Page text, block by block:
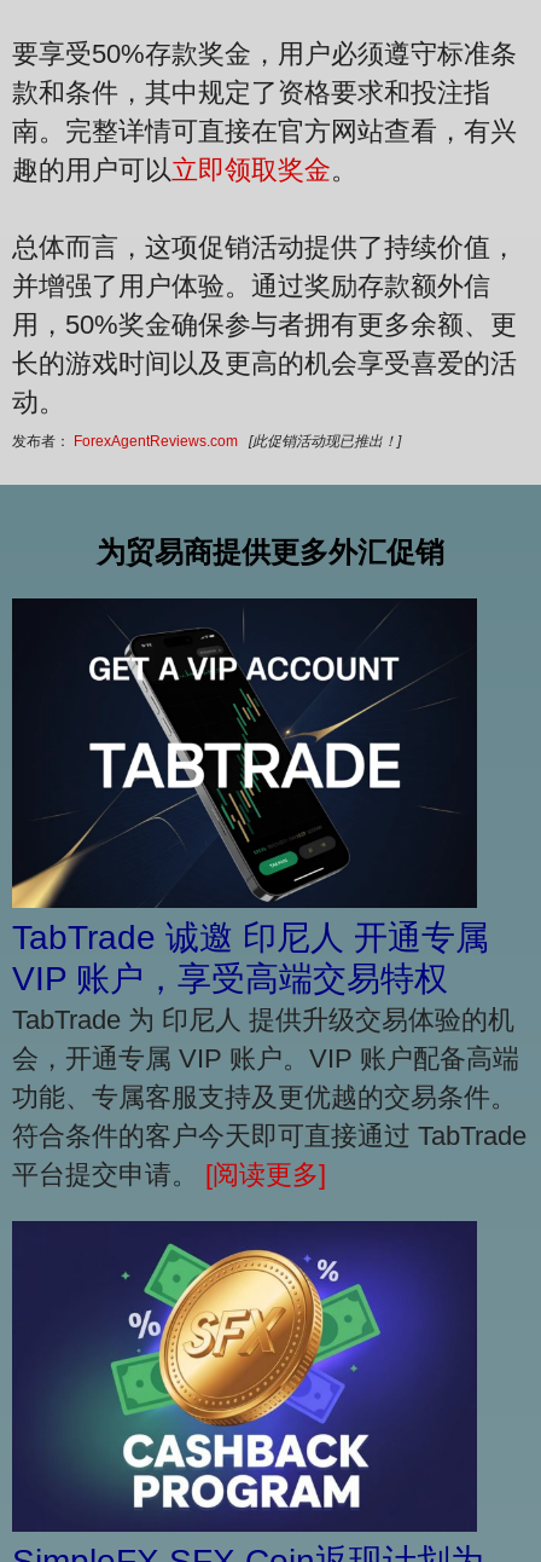
要享受50%存款奖金，用户必须遵守标准条
款和条件，其中规定了资格要求和投注指
南。完整详情可直接在官方网站查看，有兴
趣的用户可以立即领取奖金。
总体而言，这项促销活动提供了持续价值，
并增强了用户体验。通过奖励存款额外信
用，50%奖金确保参与者拥有更多余额、更
长的游戏时间以及更高的机会享受喜爱的活
动。
发布者： ForexAgentReviews.com [此促销活动现已推出！]
为贸易商提供更多外汇促销
TabTrade 诚邀 印尼人 开通专属
VIP 账户，享受高端交易特权
TabTrade 为 印尼人 提供升级交易体验的机
会，开通专属 VIP 账户。VIP 账户配备高端
功能、专属客服支持及更优越的交易条件。
符合条件的客户今天即可直接通过 TabTrade
平台提交申请。
[阅读更多]